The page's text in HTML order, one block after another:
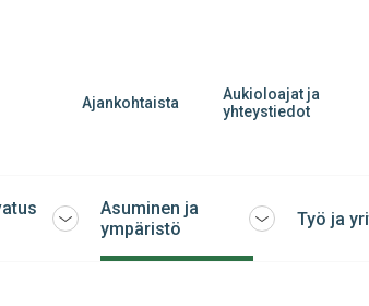
Ajankohtaista
Aukioloajat ja
yhteystiedot
Avaa
Asuminen ja
ympäristö
Avaa
Työ ja